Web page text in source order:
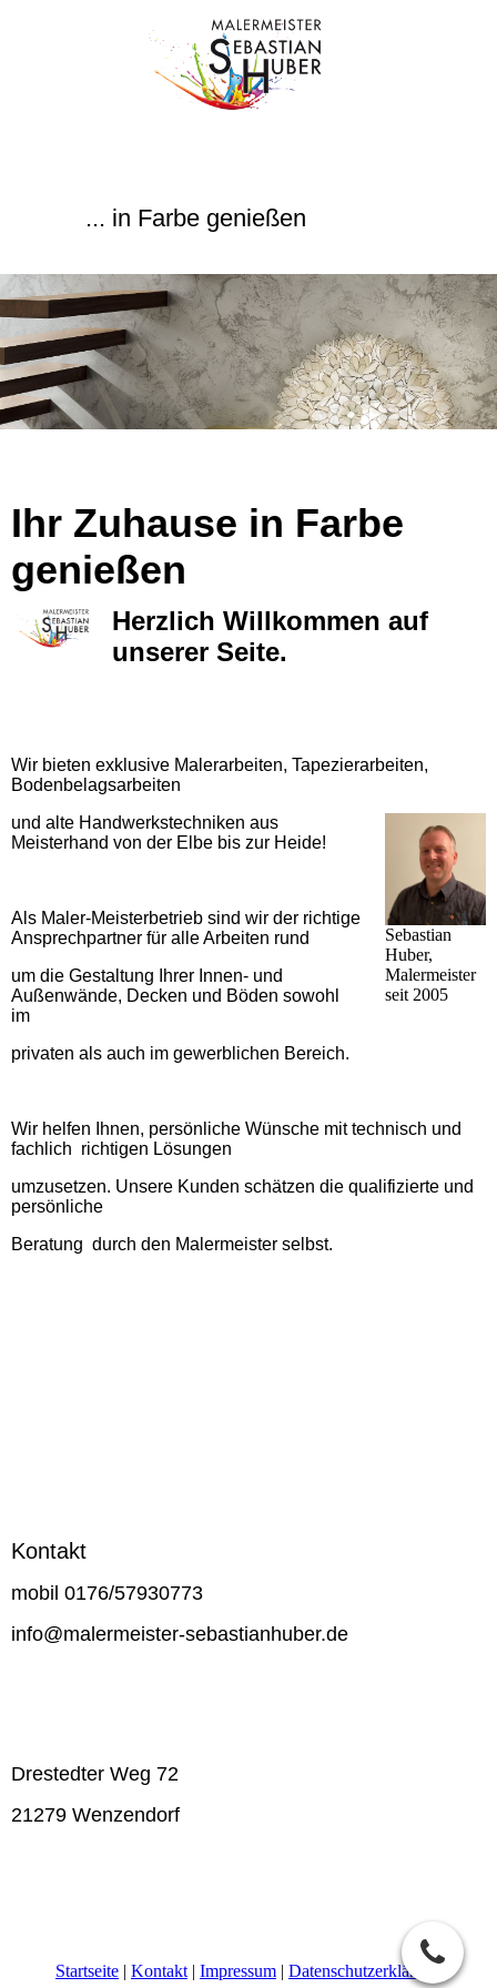
... in Farbe genießen
Ihr Zuhause in Farbe
genießen
Herzlich Willkommen auf
unserer Seite.
Wir bieten exklusive Malerarbeiten, Tapezierarbeiten,
Bodenbelagsarbeiten
Sebastian
Huber,
Malermeister
seit 2005
und alte Handwerkstechniken aus
Meisterhand von der Elbe bis zur Heide!
Als Maler-Meisterbetrieb sind wir der richtige
Ansprechpartner für alle Arbeiten rund
um die Gestaltung Ihrer Innen- und
Außenwände, Decken und Böden sowohl
im
privaten als auch im gewerblichen Bereich.
Wir helfen Ihnen, persönliche Wünsche mit technisch und
fachlich richtigen Lösungen
umzusetzen. Unsere Kunden schätzen die qualifizierte und
persönliche
Beratung durch den Malermeister selbst.
Kontakt
mobil 0176/57930773
info@malermeister-sebastianhuber.de
Drestedter Weg 72
21279 Wenzendorf
Startseite | Kontakt | Impressum | Datenschutzerklärung